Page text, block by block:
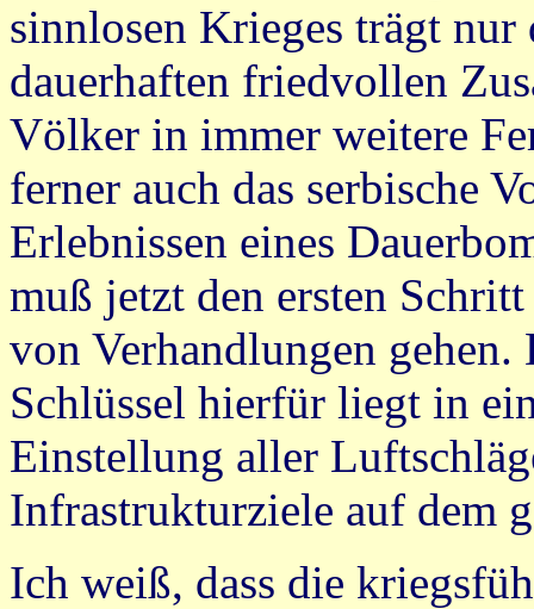
sinnlosen Krieges trägt nur
dauerhaften friedvollen
Völker in immer weitere
ferner auch das serbische
Erlebnissen eines
muß jetzt den ersten
von Verhandlungen gehen.
Schlüssel hierfür liegt in
Einstellung aller
Infrastrukturziele auf dem
Ich weiß, dass die